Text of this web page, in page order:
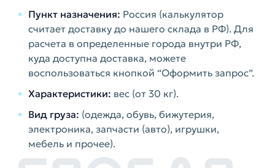
Пункт назначения: Россия (калькулятор
считает доставку до нашего склада в РФ). Для
расчета в определенные города внутри РФ,
куда доступна доставка, можете
воспользоваться кнопкой “Оформить запрос”.
Характеристики: вес (от 30 кг).
Вид груза: (одежда, обувь, бижутерия,
электроника, запчасти (авто), игрушки,
мебель и прочее).